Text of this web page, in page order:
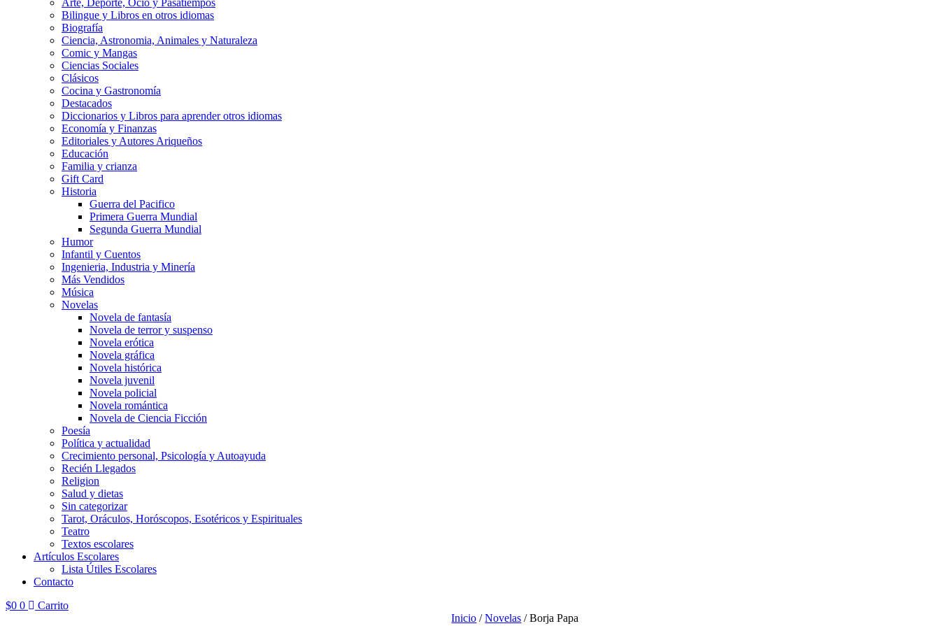
Bilingue y Libros en otros idiomas
Biografía
Ciencia, Astronomia, Animales y Naturaleza
Comic y Mangas
Ciencias Sociales
Clásicos
Cocina y Gastronomía
Destacados
Diccionarios y Libros para aprender otros idiomas
Economía y Finanzas
Editoriales y Autores Ariqueños
Educación
Familia y crianza
Gift Card
Historia
Guerra del Pacifico
Primera Guerra Mundial
Segunda Guerra Mundial
Humor
Infantil y Cuentos
Ingenieria, Industria y Minería
Más Vendidos
Música
Novelas
Novela de fantasía
Novela de terror y suspenso
Novela erótica
Novela gráfica
Novela histórica
Novela juvenil
Novela policial
Novela romántica
Novela de Ciencia Ficción
Poesía
Política y actualidad
Crecimiento personal, Psicología y Autoayuda
Recién Llegados
Religion
Salud y dietas
Sin categorizar
Tarot, Oráculos, Horóscopos, Esotéricos y Espirituales
Teatro
Textos escolares
Artículos Escolares
Lista Útiles Escolares
Contacto
$0 0
Carrito
Inicio /Novelas / Borja Papa